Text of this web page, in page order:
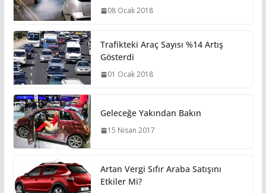
08 Ocak 2018
Trafikteki Araç Sayısı %14 Artış
Gösterdi
01 Ocak 2018
Geleceğe Yakından Bakın
15 Nisan 2017
Artan Vergi Sıfır Araba Satışını
Etkiler Mi?